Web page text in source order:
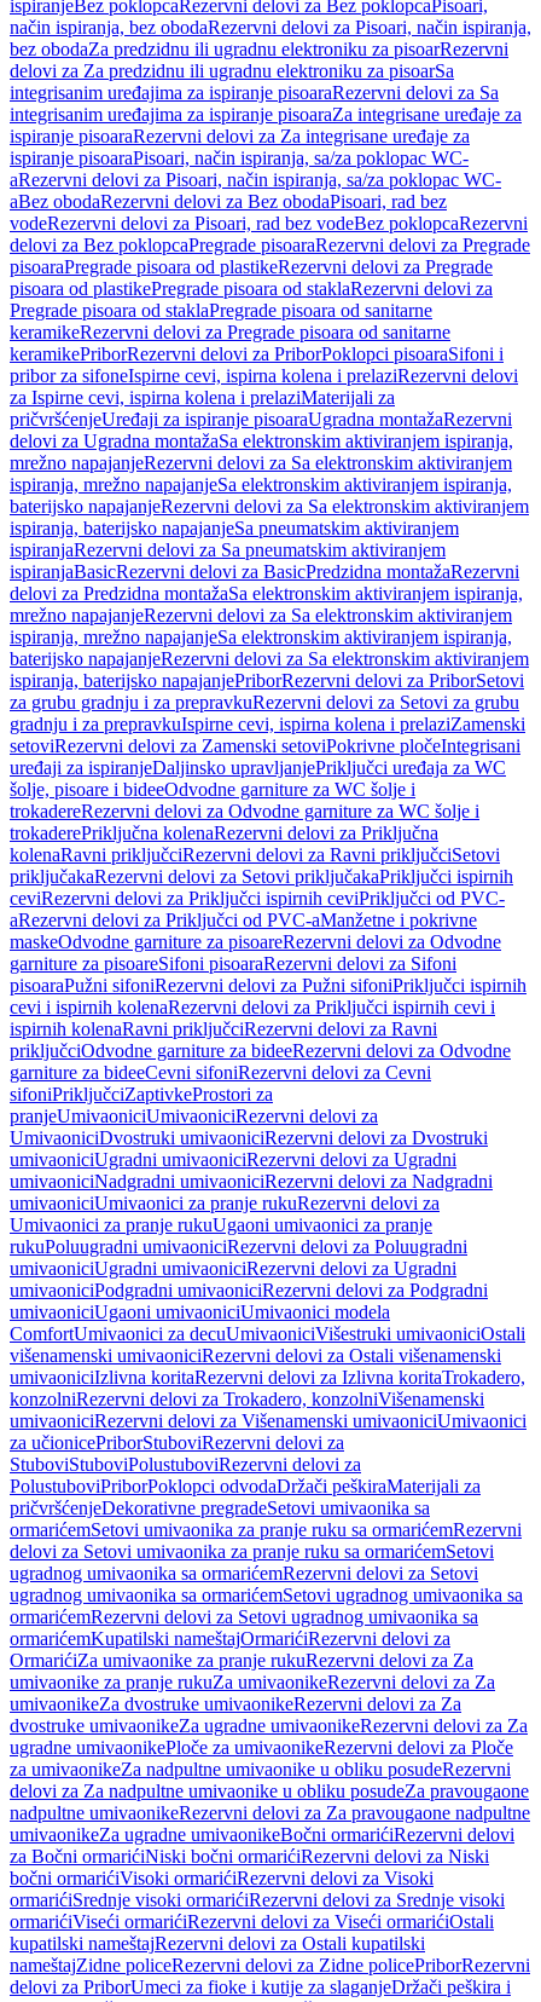
ispiranjeBez poklopcaRezervni delovi za Bez poklopcaPisoari,
način ispiranja, bez obodaRezervni delovi za Pisoari, način ispiranja,
bez obodaZa predzidnu ili ugradnu elektroniku za pisoarRezervni
delovi za Za predzidnu ili ugradnu elektroniku za pisoarSa
integrisanim uređajima za ispiranje pisoaraRezervni delovi za Sa
integrisanim uređajima za ispiranje pisoaraZa integrisane uređaje za
ispiranje pisoaraRezervni delovi za Za integrisane uređaje za
ispiranje pisoaraPisoari, način ispiranja, sa/za poklopac WC-
aRezervni delovi za Pisoari, način ispiranja, sa/za poklopac WC-
aBez obodaRezervni delovi za Bez obodaPisoari, rad bez
vodeRezervni delovi za Pisoari, rad bez vodeBez poklopcaRezervni
delovi za Bez poklopcaPregrade pisoaraRezervni delovi za Pregrade
pisoaraPregrade pisoara od plastikeRezervni delovi za Pregrade
pisoara od plastikePregrade pisoara od staklaRezervni delovi za
Pregrade pisoara od staklaPregrade pisoara od sanitarne
keramikeRezervni delovi za Pregrade pisoara od sanitarne
keramikePriborRezervni delovi za PriborPoklopci pisoaraSifoni i
pribor za sifoneIspirne cevi, ispirna kolena i prelaziRezervni delovi
za Ispirne cevi, ispirna kolena i prelaziMaterijali za
pričvršćenjeUređaji za ispiranje pisoaraUgradna montažaRezervni
delovi za Ugradna montažaSa elektronskim aktiviranjem ispiranja,
mrežno napajanjeRezervni delovi za Sa elektronskim aktiviranjem
ispiranja, mrežno napajanjeSa elektronskim aktiviranjem ispiranja,
baterijsko napajanjeRezervni delovi za Sa elektronskim aktiviranjem
ispiranja, baterijsko napajanjeSa pneumatskim aktiviranjem
ispiranjaRezervni delovi za Sa pneumatskim aktiviranjem
ispiranjaBasicRezervni delovi za BasicPredzidna montažaRezervni
delovi za Predzidna montažaSa elektronskim aktiviranjem ispiranja,
mrežno napajanjeRezervni delovi za Sa elektronskim aktiviranjem
ispiranja, mrežno napajanjeSa elektronskim aktiviranjem ispiranja,
baterijsko napajanjeRezervni delovi za Sa elektronskim aktiviranjem
ispiranja, baterijsko napajanjePriborRezervni delovi za PriborSetovi
za grubu gradnju i za prepravkuRezervni delovi za Setovi za grubu
gradnju i za prepravkuIspirne cevi, ispirna kolena i prelaziZamenski
setoviRezervni delovi za Zamenski setoviPokrivne pločeIntegrisani
uređaji za ispiranjeDaljinsko upravljanjePriključci uređaja za WC
šolje, pisoare i bideeOdvodne garniture za WC šolje i
trokadereRezervni delovi za Odvodne garniture za WC šolje i
trokaderePriključna kolenaRezervni delovi za Priključna
kolenaRavni priključciRezervni delovi za Ravni priključciSetovi
priključakaRezervni delovi za Setovi priključakaPriključci ispirnih
ceviRezervni delovi za Priključci ispirnih ceviPriključci od PVC-
aRezervni delovi za Priključci od PVC-aManžetne i pokrivne
maskeOdvodne garniture za pisoareRezervni delovi za Odvodne
garniture za pisoareSifoni pisoaraRezervni delovi za Sifoni
pisoaraPužni sifoniRezervni delovi za Pužni sifoniPriključci ispirnih
cevi i ispirnih kolenaRezervni delovi za Priključci ispirnih cevi i
ispirnih kolenaRavni priključciRezervni delovi za Ravni
priključciOdvodne garniture za bideeRezervni delovi za Odvodne
garniture za bideeCevni sifoniRezervni delovi za Cevni
sifoniPriključciZaptivkeProstori za
pranjeUmivaoniciUmivaoniciRezervni delovi za
UmivaoniciDvostruki umivaoniciRezervni delovi za Dvostruki
umivaoniciUgradni umivaoniciRezervni delovi za Ugradni
umivaoniciNadgradni umivaoniciRezervni delovi za Nadgradni
umivaoniciUmivaonici za pranje rukuRezervni delovi za
Umivaonici za pranje rukuUgaoni umivaonici za pranje
rukuPoluugradni umivaoniciRezervni delovi za Poluugradni
umivaoniciUgradni umivaoniciRezervni delovi za Ugradni
umivaoniciPodgradni umivaoniciRezervni delovi za Podgradni
umivaoniciUgaoni umivaoniciUmivaonici modela
ComfortUmivaonici za decuUmivaoniciVišestruki umivaoniciOstali
višenamenski umivaoniciRezervni delovi za Ostali višenamenski
umivaoniciIzlivna koritaRezervni delovi za Izlivna koritaTrokadero,
konzolniRezervni delovi za Trokadero, konzolniVišenamenski
umivaoniciRezervni delovi za Višenamenski umivaoniciUmivaonici
za učionicePriborStuboviRezervni delovi za
StuboviStuboviPolustuboviRezervni delovi za
PolustuboviPriborPoklopci odvodaDržači peškiraMaterijali za
pričvršćenjeDekorativne pregradeSetovi umivaonika sa
ormarićemSetovi umivaonika za pranje ruku sa ormarićemRezervni
delovi za Setovi umivaonika za pranje ruku sa ormarićemSetovi
ugradnog umivaonika sa ormarićemRezervni delovi za Setovi
ugradnog umivaonika sa ormarićemSetovi ugradnog umivaonika sa
ormarićemRezervni delovi za Setovi ugradnog umivaonika sa
ormarićemKupatilski nameštajOrmarićiRezervni delovi za
OrmarićiZa umivaonike za pranje rukuRezervni delovi za Za
umivaonike za pranje rukuZa umivaonikeRezervni delovi za Za
umivaonikeZa dvostruke umivaonikeRezervni delovi za Za
dvostruke umivaonikeZa ugradne umivaonikeRezervni delovi za Za
ugradne umivaonikePloče za umivaonikeRezervni delovi za Ploče
za umivaonikeZa nadpultne umivaonike u obliku posudeRezervni
delovi za Za nadpultne umivaonike u obliku posudeZa pravougaone
nadpultne umivaonikeRezervni delovi za Za pravougaone nadpultne
umivaonikeZa ugradne umivaonikeBočni ormarićiRezervni delovi
za Bočni ormarićiNiski bočni ormarićiRezervni delovi za Niski
bočni ormarićiVisoki ormarićiRezervni delovi za Visoki
ormarićiSrednje visoki ormarićiRezervni delovi za Srednje visoki
ormarićiViseći ormarićiRezervni delovi za Viseći ormarićiOstali
kupatilski nameštajRezervni delovi za Ostali kupatilski
nameštajZidne policeRezervni delovi za Zidne policePriborRezervni
delovi za PriborUmeci za fioke i kutije za slaganjeDržači peškira i